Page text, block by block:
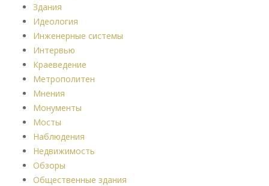
Здания
Идеология
Инженерные системы
Интервью
Краеведение
Метрополитен
Мнения
Монументы
Мосты
Наблюдения
Недвижимость
Обзоры
Общественные здания